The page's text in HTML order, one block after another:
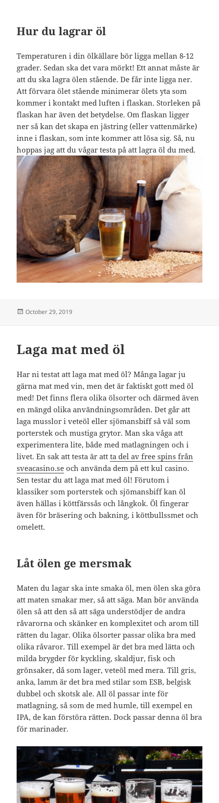
Hur du lagrar öl
Temperaturen i din ölkällare bör ligga mellan 8-12
grader. Sedan ska det vara mörkt! Ett annat måste är
att du ska lagra ölen stående. De får inte ligga ner.
Att förvara ölet stående minimerar ölets yta som
kommer i kontakt med luften i flaskan. Storleken på
flaskan har även det betydelse. Om flaskan ligger
ner så kan det skapa en jästring (eller vattenmärke)
inne i flaskan, som inte kommer att lösa sig. Så, nu
hoppas jag att du vågar testa på att lagra öl du med.
Posted
October 29, 2019
Laga mat med öl
Har ni testat att laga mat med öl? Många lagar ju
gärna mat med vin, men det är faktiskt gott med öl
med! Det finns flera olika ölsorter och därmed även
en mängd olika användningsområden. Det går att
laga musslor i veteöl eller sjömansbiff så väl som
porterstek och mustiga grytor. Man ska våga att
experimentera lite, både med matlagningen och i
livet. En sak att testa är attta del av free spins från
sveacasino.se och använda dem på ett kul casino.
Sen testar du att laga mat med öl! Förutom i
klassiker som porterstek och sjömansbiff kan öl
även hällas i köttfärssås och långkok. Öl fingerar
även för bräsering och bakning, i köttbullssmet och
omelett.
Låt ölen ge mersmak
Maten du lagar ska inte smaka öl, men ölen ska göra
att maten smakar mer, så att säga. Man bör använda
ölen så att den så att säga understödjer de andra
råvarorna och skänker en komplexitet och arom till
rätten du lagar. Olika ölsorter passar olika bra med
olika råvaror. Till exempel är det bra med lätta och
milda brygder för kyckling, skaldjur, fisk och
grönsaker, då som lager, veteöl med mera. Till gris,
anka, lamm är det bra med stilar som ESB, belgisk
dubbel och skotsk ale. All öl passar inte för
matlagning, så som de med humle, till exempel en
IPA, de kan förstöra rätten. Dock passar denna öl bra
för marinader.